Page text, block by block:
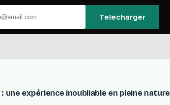
une expérience inoubliable en pleine nature
Telecharger